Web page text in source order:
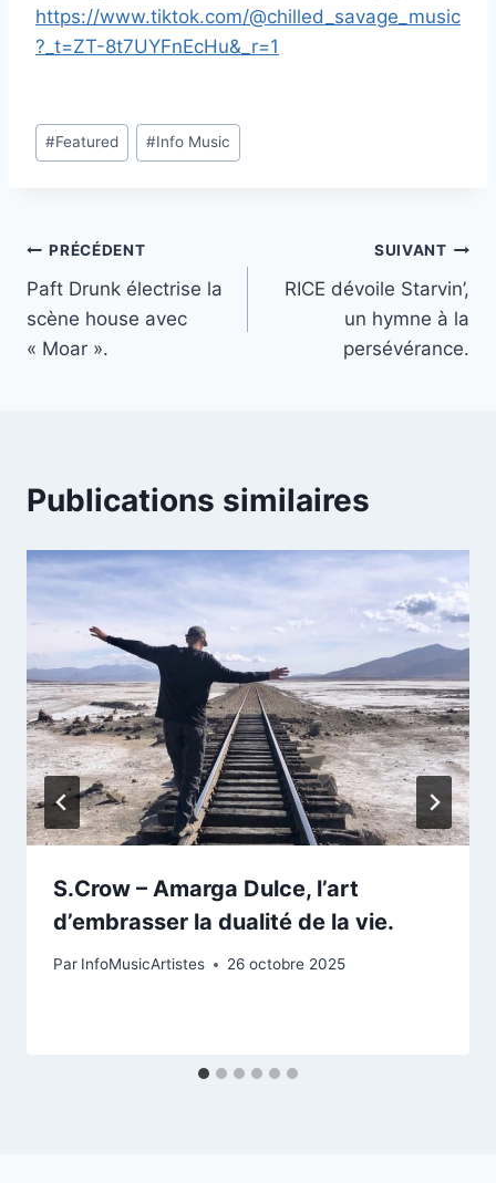
https://www.tiktok.com/@chilled_savage_music
?_t=ZT-8t7UYFnEcHu&_r=1
Étiquettes
de
#Featured #Info Music
Navigation
de
l’article
PRÉCÉDENT
Paft Drunk électrise la
scène house avec
« Moar ».
SUIVANT
RICE dévoile Starvin’,
un hymne à la
persévérance.
Publications similaires
S.Crow – Amarga Dulce, l’art
d’embrasser la dualité de la vie.
Par InfoMusicArtistes 26 octobre 2025